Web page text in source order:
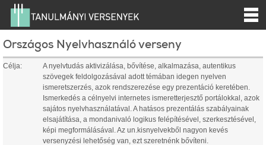
Országos Nyelvhasználó verseny
Célja:
A nyelvtudás aktivizálása, bővítése, alkalmazása, autentikus
szövegek feldolgozásával adott témában idegen nyelven
ismeretszerzés, azok rendszerezése egy prezentáció keretében.
Ismerkedés a célnyelvi internetes ismeretterjesztő portálokkal, azok
sajátos nyelvhasználatával. A hatásos prezentálás szabályainak
elsajátítása, a mondanivaló logikus felépítésével, szerkesztésével,
képi megformálásával. Az un.kisnyelvekből nagyon kevés
versenyzési lehetőség van, ezt szeretnénk bővíteni.